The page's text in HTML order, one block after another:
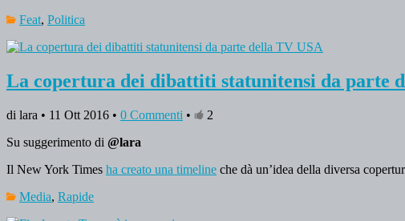
Feat, Politica
La copertura dei dibattiti statunitensi da parte
di lara • 11 Ott 2016 • 0 Commenti •
2
Su suggerimento di @lara
Il New York Times ha creato una timeline che dà un’idea della diversa
Media, Rapide